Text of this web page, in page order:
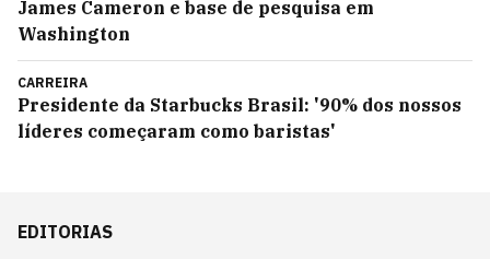
James Cameron e base de pesquisa em
Washington
CARREIRA
Presidente da Starbucks Brasil: '90% dos nossos
líderes começaram como baristas'
EDITORIAS